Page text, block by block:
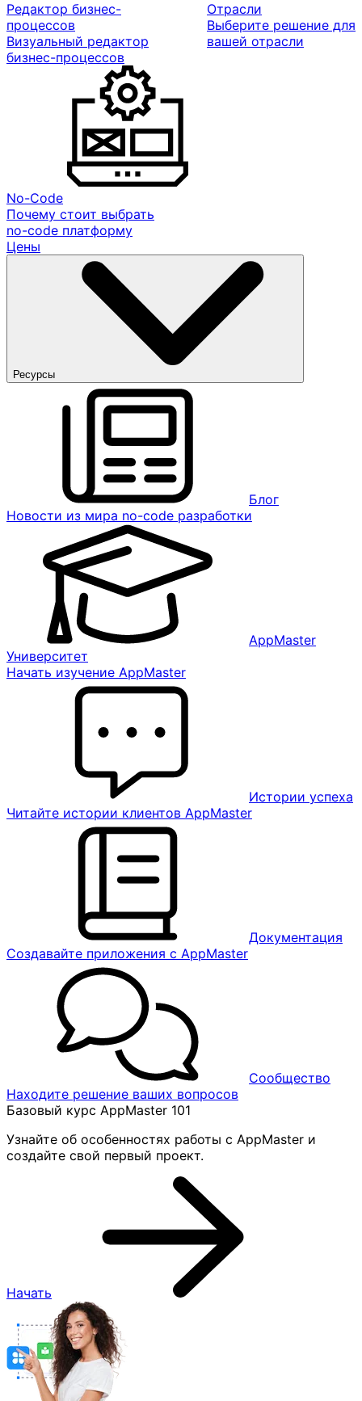
Редактор бизнес-
процессов
Визуальный редактор
бизнес-процессов
Отрасли
Выберите решение для
вашей отрасли
No-Code
Почему стоит выбрать
no-code платформу
Цены
Ресурсы
Блог
Новости из мира no-code разработки
AppMaster
Университет
Начать изучение AppMaster
Истории успеха
Читайте истории клиентов AppMaster
Документация
Создавайте приложения с AppMaster
Сообщество
Находите решение ваших вопросов
Базовый курс AppMaster 101
Узнайте об особенностях работы с AppMaster и
создайте свой первый проект.
Начать